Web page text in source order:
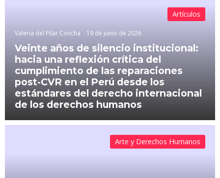
Valeria del Pilar Concha 19 de junio de 2026
Veinte años de silencio institucional:
hacia una reflexión crítica del
cumplimiento de las reparaciones
post-CVR en el Perú desde los
estándares del derecho internacional
de los derechos humanos
Artículos
Arte y Derechos Humanos